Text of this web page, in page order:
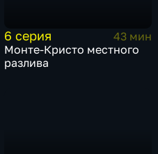
6 серия
43 мин
Монте-Кристо местного
разлива